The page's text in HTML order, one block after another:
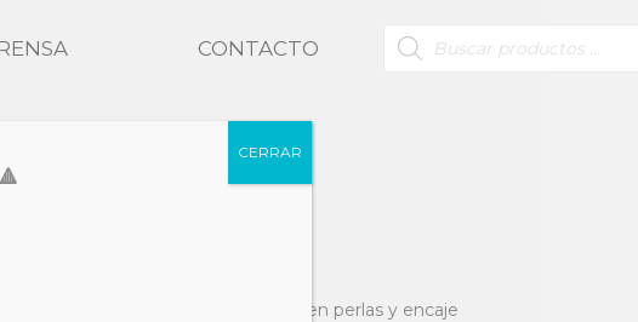
CONTACTO
BÚSQUEDA
DE
con transparencias, recamado en perlas y encaje
CERRAR